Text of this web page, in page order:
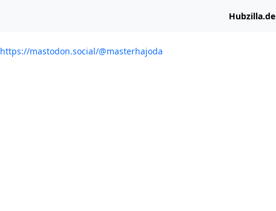
Hubzilla.de
https://mastodon.social/@masterhajoda